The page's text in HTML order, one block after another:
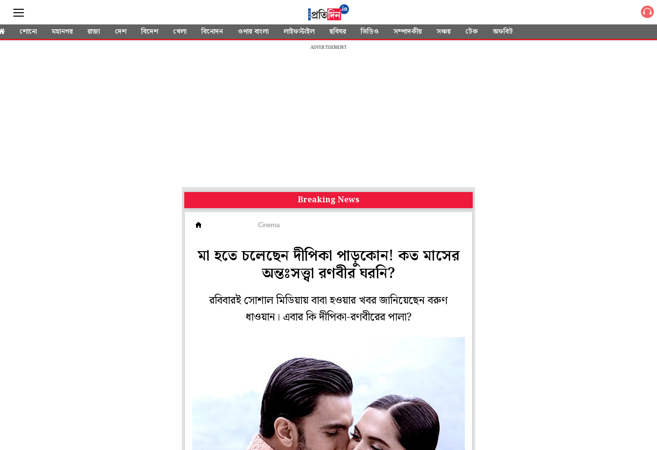
শোনো মহানগর রাজ্য দেশ বিদেশ খেলা বিনোদন ওপার বাংলা লাইফস্টাইল ছবিঘর ভিডিও সম্পাদকীয় সঞ্চয় টেক অফবিট
ADVERTISEMENT
Breaking News
Cinema
মা হতে চলেছেন দীপিকা পাড়ুকোন! কত মাসের
অন্তঃসত্ত্বা রণবীর ঘরনি?
রবিবারই সোশাল মিডিয়ায় বাবা হওয়ার খবর জানিয়েছেন বরুণ
ধাওয়ান। এবার কি দীপিকা-রণবীরের পালা?